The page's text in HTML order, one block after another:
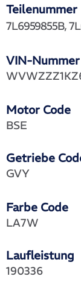
Teilenummer
VIN-Nummer
7L6959855B,
Motor Code
Getriebe
BSE
GVY
Farbe Code
Laufleistung
LA7W
190336